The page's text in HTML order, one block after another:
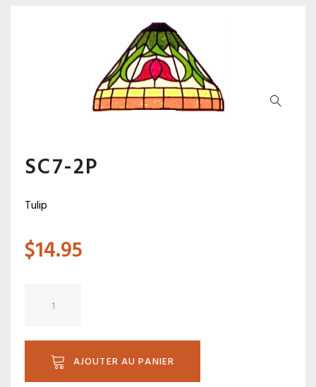
SC7-2P
Tulip
$14.95
AJOUTER AU PANIER